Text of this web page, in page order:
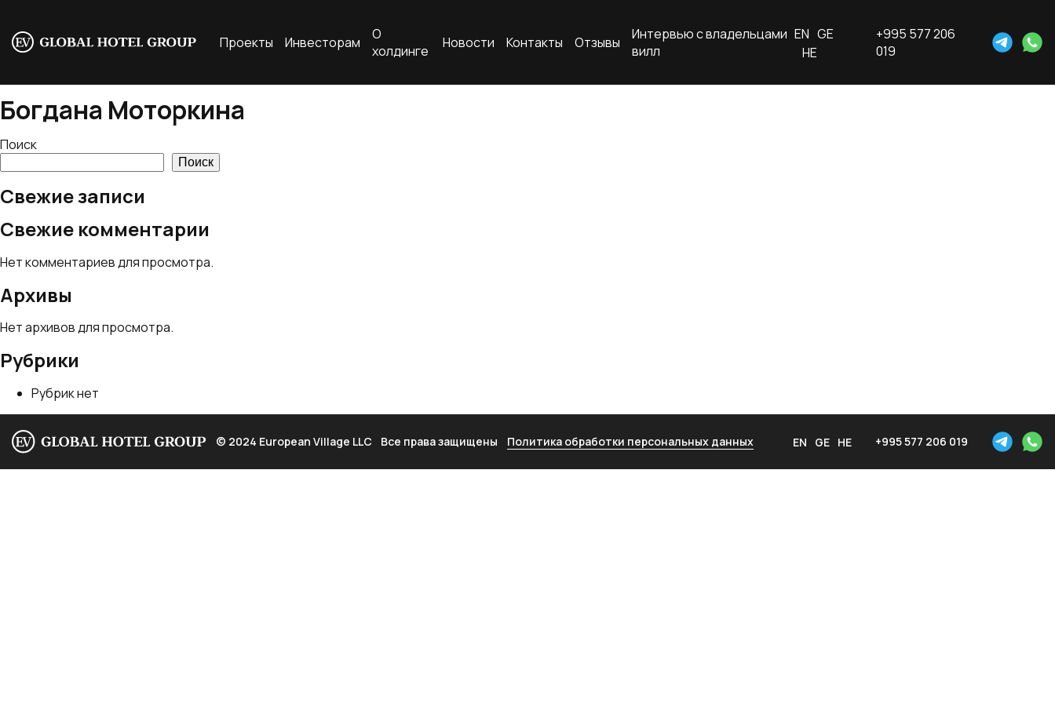
Проекты Инвесторам
О
холдинге
Новости Контакты Отзывы
Интервью с владельцами
вилл
EN GE
HE
+995 577 206
019
Богдана Моторкина
Поиск
Поиск
Свежие записи
Свежие комментарии
Нет комментариев для просмотра.
Архивы
Нет архивов для просмотра.
Рубрики
Рубрик нет
© 2024 European Village LLC Все права защищены Политика обработки персональных данных EN GE HE +995 577 206 019